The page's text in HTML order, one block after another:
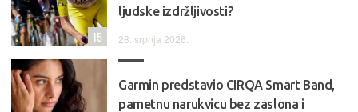
ljudske izdržljivosti?
28. srpnja 2026.
15
Garmin predstavio CIRQA Smart Band,
pametnu narukvicu bez zaslona i